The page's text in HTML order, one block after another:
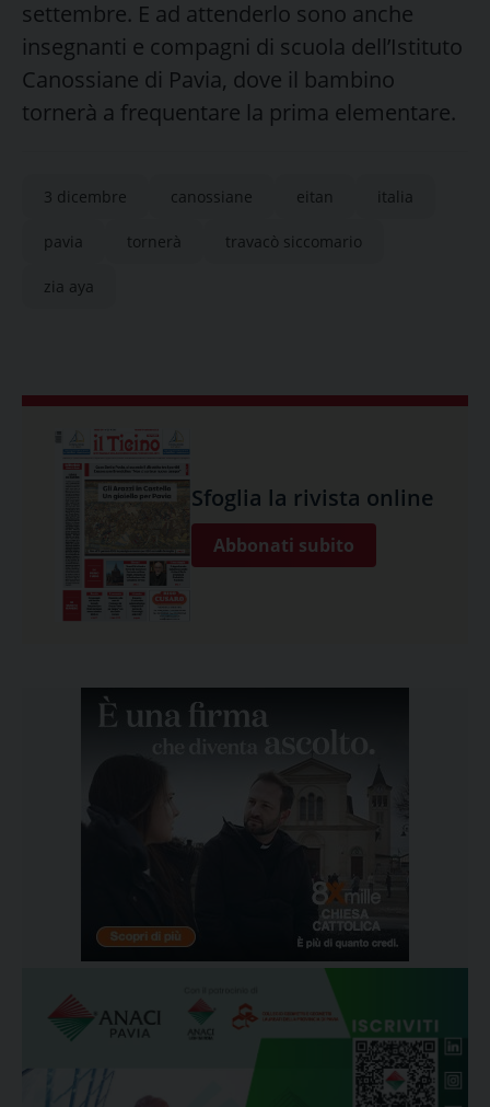
settembre. E ad attenderlo sono anche
insegnanti e compagni di scuola dell’Istituto
Canossiane di Pavia, dove il bambino
tornerà a frequentare la prima elementare.
3 dicembre canossiane eitan italia
pavia tornerà travacò siccomario
zia aya
Sfoglia la rivista online
Abbonati subito